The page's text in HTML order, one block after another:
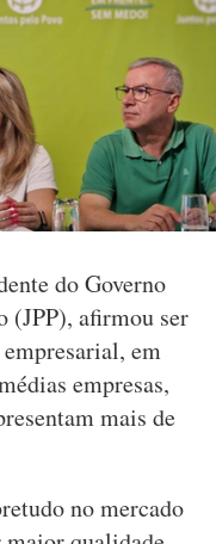
do Governo
(JPP), afirmou ser
em
empresas,
mais de
no mercado